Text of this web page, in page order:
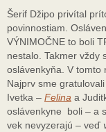
Šerif Džipo privítal
povinnostiam.
VÝNIMOČNE to boli
nestalo. Takmer vždy
oslávenkyňa. V tomto
Najprv sme gratulovali
Ivetka – Felina a
oslávenkyne boli – a
vek nevyzerajú – veď